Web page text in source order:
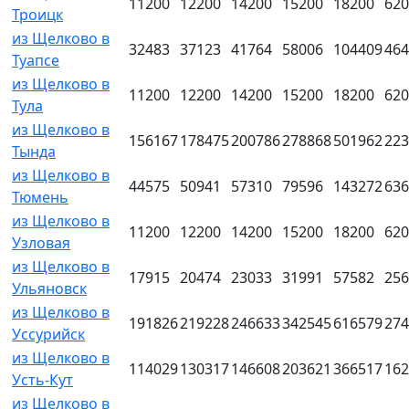
Троицк
из Щелково в
Туапсе
32483 37123 41764 58006 104409
из Щелково в
Тула
11200 12200 14200 15200 18200
из Щелково в
Тында
156167178475200786278868501962
из Щелково в
Тюмень
44575 50941 57310 79596 143272
из Щелково в
Узловая
11200 12200 14200 15200 18200
из Щелково в
Ульяновск
17915 20474 23033 31991 57582
из Щелково в
Уссурийск
191826219228246633342545616579
из Щелково в
Усть-Кут
114029130317146608203621 366517
из Щелково в